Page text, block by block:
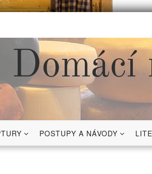
Domácí
POSTUPY A NÁVODY